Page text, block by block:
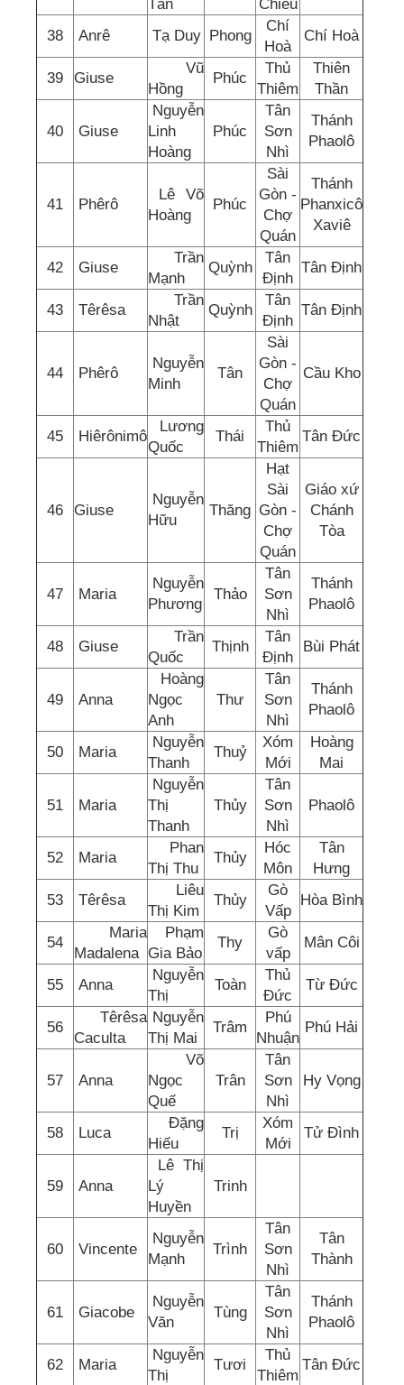
Tấn Chiếu
38 Anrê Tạ Duy Phong
Chí
Hoà
Chí Hoà
39 Giuse
Vũ
Hồng
Phúc
Thủ
Thiêm
Thiên
Thần
40 Giuse
Nguyễn
Linh
Hoàng
Phúc
Tân
Sơn
Nhì
Thánh
Phaolô
41 Phêrô
Lê Võ
Hoàng
Phúc
Sài
Gòn -
Chợ
Quán
Thánh
Phanxicô
Xaviê
42 Giuse
Trần
Mạnh
Quỳnh
Tân
Định
Tân Định
43 Têrêsa
Trần
Nhật
Quỳnh
Tân
Định
Tân Định
44 Phêrô
Nguyễn
Minh
Tân
Sài
Gòn -
Chợ
Quán
Cầu Kho
45 Hiêrônimô
Lương
Quốc
Thái
Thủ
Thiêm
Tân Đức
46 Giuse
Nguyễn
Hữu
Thăng
Hạt
Sài
Gòn -
Chợ
Quán
Giáo xứ
Chánh
Tòa
47 Maria
Nguyễn
Phương
Thảo
Tân
Sơn
Nhì
Thánh
Phaolô
48 Giuse
Trần
Quốc
Thịnh
Tân
Định
Bùi Phát
49 Anna
Hoàng
Ngọc
Anh
Thư
Tân
Sơn
Nhì
Thánh
Phaolô
50 Maria
Nguyễn
Thanh
Thuỷ
Xóm
Mới
Hoàng
Mai
51 Maria
Nguyễn
Thị
Thanh
Thủy
Tân
Sơn
Nhì
Phaolô
52 Maria
Phan
Thị Thu
Thủy
Hóc
Môn
Tân
Hưng
53
Têrêsa
Liêu
Thị Kim
Thủy
Gò
Vấp
Hòa Bình
54
Maria
Madalena
Phạm
Gia Bảo
Thy
Gò
vấp
Mân Côi
55 Anna
Nguyễn
Thị
Toàn
Thủ
Đức
Từ Đức
56
Têrêsa
Caculta
Nguyễn
Thị Mai
Trâm
Phú
Nhuận
Phú Hải
57 Anna
Võ
Ngọc
Quế
Trân
Tân
Sơn
Nhì
Hy Vọng
58 Luca
Đặng
Hiếu
Trị
Xóm
Mới
Tử Đình
59 Anna
Lê Thị
Lý
Huyền
Trinh
60 Vincente
Nguyễn
Mạnh
Trình
Tân
Sơn
Nhì
Tân
Thành
61 Giacobe
Nguyễn
Văn
Tùng
Tân
Sơn
Nhì
Thánh
Phaolô
62 Maria
Nguyễn
Thị
Tươi
Thủ
Thiêm
Tân Đức